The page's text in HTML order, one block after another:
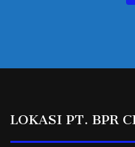
LOKASI PT. BPR